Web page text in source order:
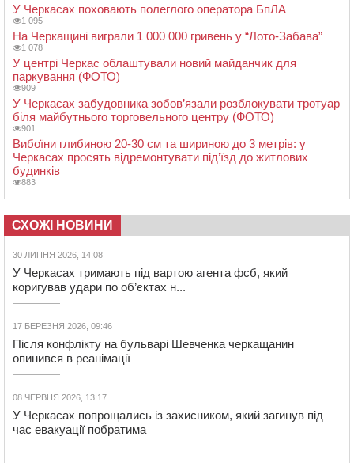
У Черкасах поховають полеглого оператора БпЛА
1 095
На Черкащині виграли 1 000 000 гривень у “Лото-Забава”
1 078
У центрі Черкас облаштували новий майданчик для
паркування (ФОТО)
909
У Черкасах забудовника зобов’язали розблокувати тротуар
біля майбутнього торговельного центру (ФОТО)
901
Вибоїни глибиною 20-30 см та шириною до 3 метрів: у
Черкасах просять відремонтувати під’їзд до житлових
будинків
883
СХОЖІ НОВИНИ
30 ЛИПНЯ 2026, 14:08
У Черкасах тримають під вартою агента фсб, який
коригував удари по об’єктах н...
17 БЕРЕЗНЯ 2026, 09:46
Після конфлікту на бульварі Шевченка черкащанин
опинився в реанімації
08 ЧЕРВНЯ 2026, 13:17
У Черкасах попрощались із захисником, який загинув під
час евакуації побратима